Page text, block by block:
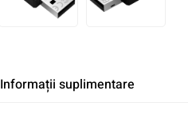
Informații suplimentare